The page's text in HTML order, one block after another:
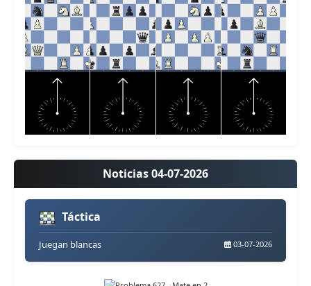
Noticias 04-07-2026
Táctica
Juegan blancas 03-07-2026